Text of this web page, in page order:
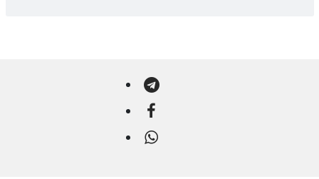
Telegram
Facebook
WhatsApp